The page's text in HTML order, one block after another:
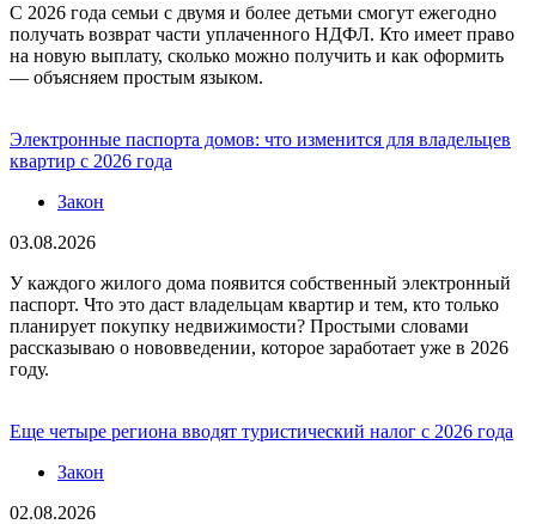
С 2026 года семьи с двумя и более детьми смогут ежегодно
получать возврат части уплаченного НДФЛ. Кто имеет право
на новую выплату, сколько можно получить и как оформить
— объясняем простым языком.
Электронные паспорта домов: что изменится для владельцев
квартир с 2026 года
Закон
03.08.2026
У каждого жилого дома появится собственный электронный
паспорт. Что это даст владельцам квартир и тем, кто только
планирует покупку недвижимости? Простыми словами
рассказываю о нововведении, которое заработает уже в 2026
году.
Еще четыре региона вводят туристический налог с 2026 года
Закон
02.08.2026